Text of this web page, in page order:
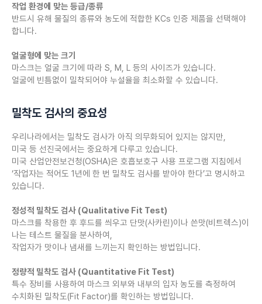
작업 환경에 맞는 등급/종류
반드시 유해 물질의 종류와 농도에 적합한 KCs 인증 제품을 선택해야
합니다.
얼굴형에 맞는 크기
마스크는 얼굴 크기에 따라 S, M, L 등의 사이즈가 있습니다.
얼굴에 빈틈없이 밀착되어야 누설율을 최소화할 수 있습니다.
밀착도 검사의 중요성
우리나라에서는 밀착도 검사가 아직 의무화되어 있지는 않지만,
미국 등 선진국에서는 중요하게 다루고 있습니다.
미국 산업안전보건청(OSHA)은 호흡보호구 사용 프로그램 지침에서
‘작업자는 적어도 1년에 한 번 밀착도 검사를 받아야 한다’고 명시하고
있습니다.
정성적 밀착도 검사 (Qualitative Fit Test)
마스크를 착용한 후 후드를 씌우고 단맛(사카린)이나 쓴맛(비트렉스)이
나는 테스트 물질을 분사하여,
작업자가 맛이나 냄새를 느끼는지 확인하는 방법입니다.
정량적 밀착도 검사 (Quantitative Fit Test)
특수 장비를 사용하여 마스크 외부와 내부의 입자 농도를 측정하여
수치화된 밀착도(Fit Factor)를 확인하는 방법입니다.